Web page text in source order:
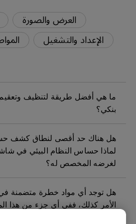
العرض والصورة
الإعداد والتشغيل
ما هي أفضل طريقة لتنظيف
بنكي؟
هل هناك حد أقصى لنطاق كشف
لماذا حساس النظام البيئي في
لغرضه المخصص له؟
هل توجد أي مواد خطرة متضمنة في
الأمر كذلك، ففي أي جزء من هذا